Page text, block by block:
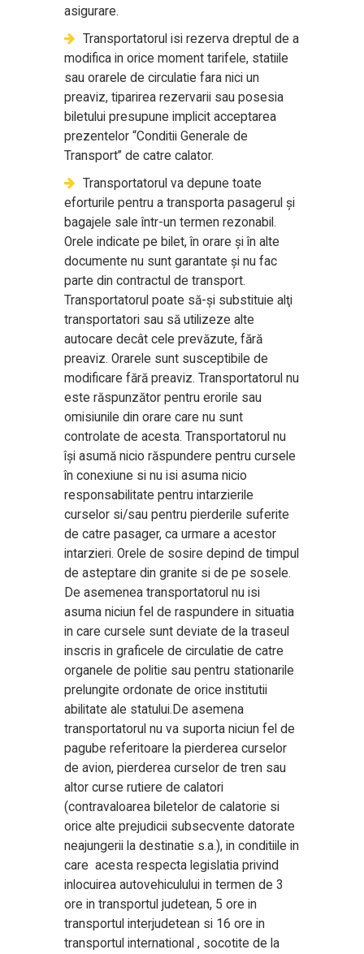
asigurare.
Transportatorul isi rezerva dreptul de a
modifica in orice moment tarifele, statiile
sau orarele de circulatie fara nici un
preaviz, tiparirea rezervarii sau posesia
biletului presupune implicit acceptarea
prezentelor “Conditii Generale de
Transport” de catre calator.
Transportatorul va depune toate
eforturile pentru a transporta pasagerul şi
bagajele sale într-un termen rezonabil.
Orele indicate pe bilet, în orare şi în alte
documente nu sunt garantate şi nu fac
parte din contractul de transport.
Transportatorul poate să-şi substituie alţi
transportatori sau să utilizeze alte
autocare decât cele prevăzute, fără
preaviz. Orarele sunt susceptibile de
modificare fără preaviz. Transportatorul nu
este răspunzător pentru erorile sau
omisiunile din orare care nu sunt
controlate de acesta. Transportatorul nu
îşi asumă nicio răspundere pentru cursele
în conexiune si nu isi asuma nicio
responsabilitate pentru intarzierile
curselor si/sau pentru pierderile suferite
de catre pasager, ca urmare a acestor
intarzieri. Orele de sosire depind de timpul
de asteptare din granite si de pe sosele.
De asemenea transportatorul nu isi
asuma niciun fel de raspundere in situatia
in care cursele sunt deviate de la traseul
inscris in graficele de circulatie de catre
organele de politie sau pentru stationarile
prelungite ordonate de orice institutii
abilitate ale statului.De asemena
transportatorul nu va suporta niciun fel de
pagube referitoare la pierderea curselor
de avion, pierderea curselor de tren sau
altor curse rutiere de calatori
(contravaloarea biletelor de calatorie si
orice alte prejudicii subsecvente datorate
neajungerii la destinatie s.a.), in conditiile in
care acesta respecta legislatia privind
inlocuirea autovehiculului in termen de 3
ore in transportul judetean, 5 ore in
transportul interjudetean si 16 ore in
transportul international , socotite de la